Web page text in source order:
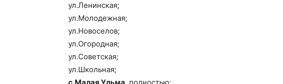
ул.Ленинская;
ул.Молодежная;
ул.Новоселов;
ул.Огородная;
ул.Советская;
ул.Школьная;